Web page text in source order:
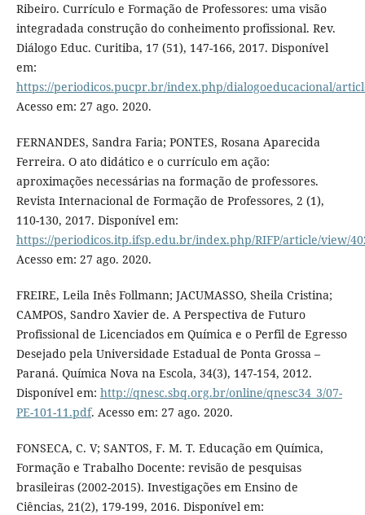
Ribeiro. Currículo e Formação de Professores: uma visão
integradada construção do conheimento profissional. Rev.
Diálogo Educ. Curitiba, 17 (51), 147-166, 2017. Disponível
em:
https://periodicos.pucpr.br/index.php/dialogoeducacional/
Acesso em: 27 ago. 2020.
FERNANDES, Sandra Faria; PONTES, Rosana Aparecida
Ferreira. O ato didático e o currículo em ação:
aproximações necessárias na formação de professores.
Revista Internacional de Formação de Professores, 2 (1),
110-130, 2017. Disponível em:
https://periodicos.itp.ifsp.edu.br/index.php/RIFP/article/view/
Acesso em: 27 ago. 2020.
FREIRE, Leila Inês Follmann; JACUMASSO, Sheila Cristina;
CAMPOS, Sandro Xavier de. A Perspectiva de Futuro
Profissional de Licenciados em Química e o Perfil de Egresso
Desejado pela Universidade Estadual de Ponta Grossa –
Paraná. Química Nova na Escola, 34(3), 147-154, 2012.
Disponível em: http://qnesc.sbq.org.br/online/qnesc34_3/07-
PE-101-11.pdf. Acesso em: 27 ago. 2020.
FONSECA, C. V; SANTOS, F. M. T. Educação em Química,
Formação e Trabalho Docente: revisão de pesquisas
brasileiras (2002-2015). Investigações em Ensino de
Ciências, 21(2), 179-199, 2016. Disponível em: